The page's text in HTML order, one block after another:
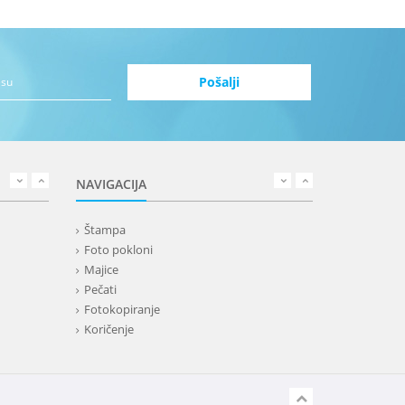
NAVIGACIJA
Štampa
Foto pokloni
Majice
Pečati
Fotokopiranje
Koričenje